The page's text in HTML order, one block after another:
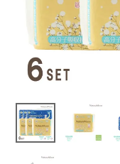
ク、多い日の夜
用羽なし3パッ
3,323
ホーム
新商品